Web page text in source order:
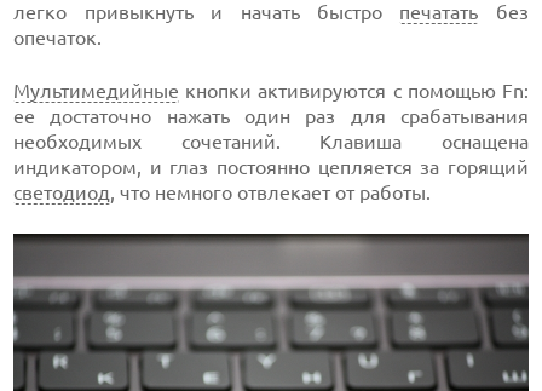
легко привыкнуть и начать быстро печатать без
опечаток.
Мультимедийные кнопки активируются с помощью Fn:
ее достаточно нажать один раз для срабатывания
необходимых сочетаний. Клавиша оснащена
индикатором, и глаз постоянно цепляется за горящий
светодиод, что немного отвлекает от работы.